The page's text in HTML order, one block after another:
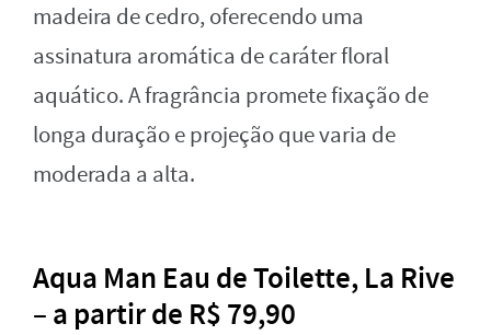
madeira de cedro, oferecendo uma
assinatura aromática de caráter floral
aquático. A fragrância promete fixação de
longa duração e projeção que varia de
moderada a alta.
Aqua Man Eau de Toilette, La Rive
– a partir de R$ 79,90